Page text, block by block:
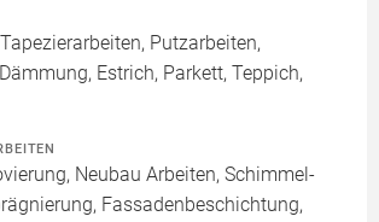
Putzarbeiten,
Estrich, Parkett, Teppich,
Neubau Arbeiten, Schimmel-
Fassadenbeschichtung,